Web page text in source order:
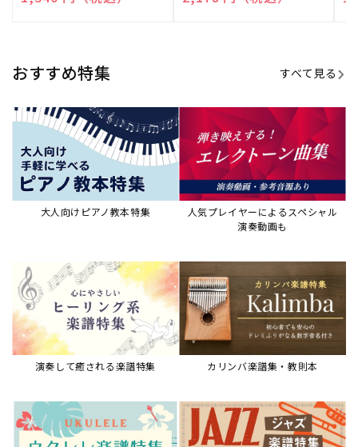
おすすめ特集 すべて見る
大人向けピアノ教本特集
人気プレイヤーによるスペシャル
演奏動画も
演奏して癒される楽譜特集 カリンバ楽譜集・教則本